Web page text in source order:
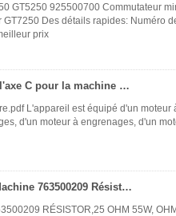
GT5250 925500700 Commutateur
Des détails rapides: Numéro
prix
Le moteur de l'engrenage est fixé sur l'axe C pour la machine à couper automatique GTXL 85943000
L'appareil est équipé d'un moteur
d'un moteur à engrenages, d'un
Coupeuse automatique GTXL Texile Machine 763500209 Résistance 25 OHM 55W Ohmite F55J25R
RÉSISTOR,25 OHM 55W,